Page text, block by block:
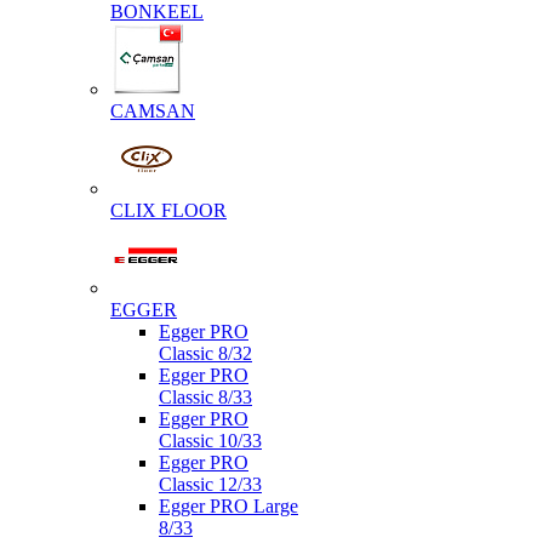
BONKEEL
CAMSAN
CLIX FLOOR
EGGER
Egger PRO
Classic 8/32
Egger PRO
Classic 8/33
Egger PRO
Classic 10/33
Egger PRO
Classic 12/33
Egger PRO Large
8/33